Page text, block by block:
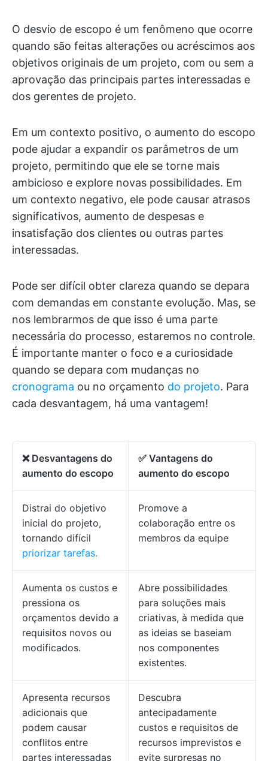
O desvio de escopo é um fenômeno que ocorre
quando são feitas alterações ou acréscimos aos
objetivos originais de um projeto, com ou sem a
aprovação das principais partes interessadas e
dos gerentes de projeto.
Em um contexto positivo, o aumento do escopo
pode ajudar a expandir os parâmetros de um
projeto, permitindo que ele se torne mais
ambicioso e explore novas possibilidades. Em
um contexto negativo, ele pode causar atrasos
significativos, aumento de despesas e
insatisfação dos clientes ou outras partes
interessadas.
Pode ser difícil obter clareza quando se depara
com demandas em constante evolução. Mas, se
nos lembrarmos de que isso é uma parte
necessária do processo, estaremos no controle.
É importante manter o foco e a curiosidade
quando se depara com mudanças no
cronograma ou no orçamento do projeto. Para
cada desvantagem, há uma vantagem!
❌ Desvantagens do
aumento do escopo
✅ Vantagens do
aumento do escopo
Distrai do objetivo
inicial do projeto,
tornando difícil
priorizar tarefas.
Promove a
colaboração entre os
membros da equipe
Aumenta os custos e
pressiona os
orçamentos devido a
requisitos novos ou
modificados.
Abre possibilidades
para soluções mais
criativas, à medida que
as ideias se baseiam
nos componentes
existentes.
Apresenta recursos
adicionais que
podem causar
conflitos entre
partes interessadas
Descubra
antecipadamente
custos e requisitos de
recursos imprevistos e
evite surpresas no